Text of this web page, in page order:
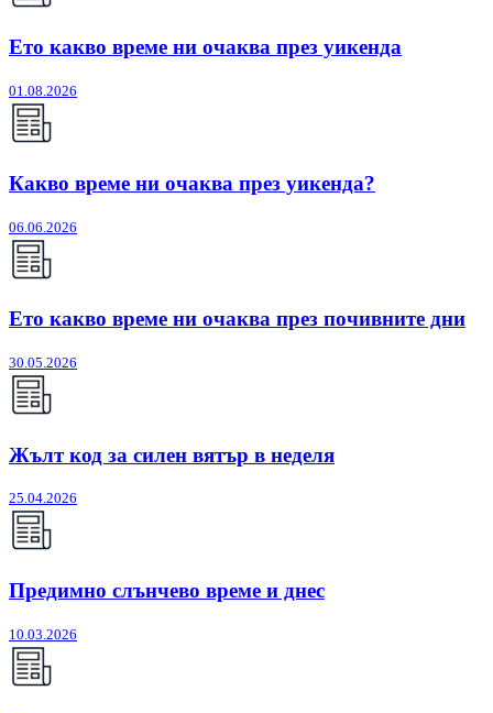
Ето какво време ни очаква през уикенда
01.08.2026
Какво време ни очаква през уикенда?
06.06.2026
Ето какво време ни очаква през почивните дни
30.05.2026
Жълт код за силен вятър в неделя
25.04.2026
Предимно слънчево време и днес
10.03.2026